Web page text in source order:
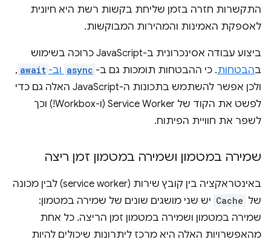
התקשרות חזרה בזמן שליחת בקשות רשת היא חיונית
לאספקת האמינות והמהירות המבוקשות.
ביצוע עבודה אסינכרונית ב-JavaScript כרוכה בשימוש
בהבטחות. כי ההבטחות תומכות גם ב- async וב- await
,
ולכן אפשר להשתמש בתכונות ה-JavaScript האלה גם כדי
לפשט את הקוד של Service Worker (ו-Workbox!) וכך
לשפר את חוויית הפיתוח.
שמירה במטמון ושמירה במטמון זמן ריצה
באינטראקציה בין קובץ שירות (service worker) לבין מכונה
של Cache יש שני מושגים שונים של שמירה במטמון:
שמירה במטמון ושמירה במטמון זמן הריצה. כל אחת
מהאפשרויות האלה היא מרכז ליתרונות שיכולים להיות